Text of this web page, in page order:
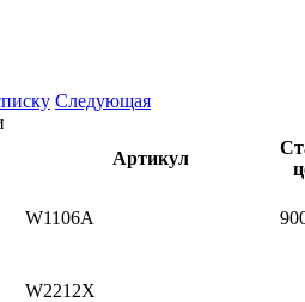
Следующая
Артикул
W1106A
W2212X